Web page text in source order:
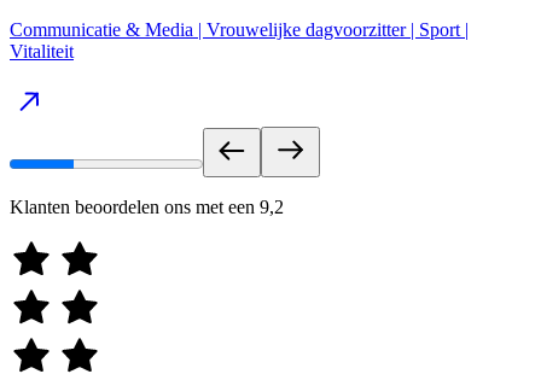
Communicatie & Media | Vrouwelijke dagvoorzitter | Sport |
Vitaliteit
Klanten beoordelen ons met een 9,2